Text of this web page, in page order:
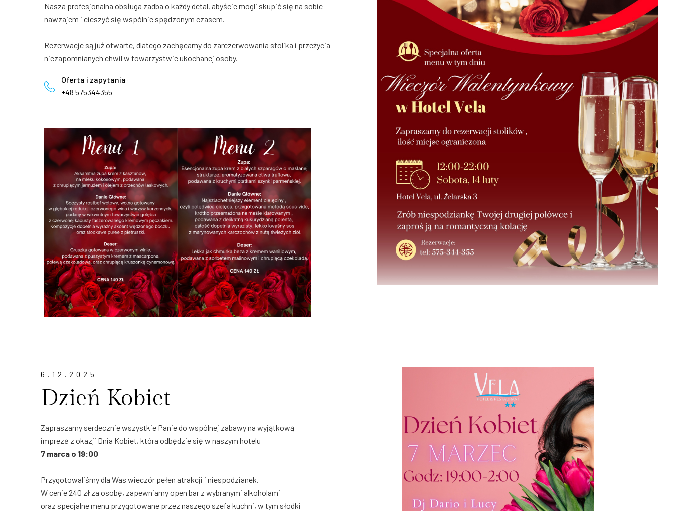
Nasza profesjonalna obsługa zadba o każdy detal, abyście mogli skupić się na sobie
nawzajem i cieszyć się wspólnie spędzonym czasem.
Rezerwacje są już otwarte, dlatego zachęcamy do zarezerwowania stolika i przeżycia
niezapomnianych chwil w towarzystwie ukochanej osoby.
Oferta i zapytania
+48 575344355
6.12.2025
Dzień Kobiet
Zapraszamy serdecznie wszystkie Panie do wspólnej zabawy na wyjątkową
imprezę z okazji Dnia Kobiet, która odbędzie się w naszym hotelu
7 marca o 19:00
Przygotowaliśmy dla Was wieczór pełen atrakcji i niespodzianek.
W cenie 240 zł za osobę, zapewniamy open bar z wybranymi alkoholami
oraz specjalne menu przygotowane przez naszego szefa kuchni, w tym słodki